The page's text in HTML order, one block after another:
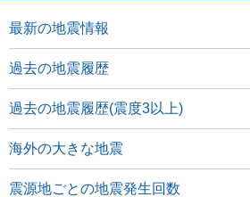
最新の地震情報
過去の地震履歴
過去の地震履歴(震度3以上)
海外の大きな地震
震源地ごとの地震発生回数